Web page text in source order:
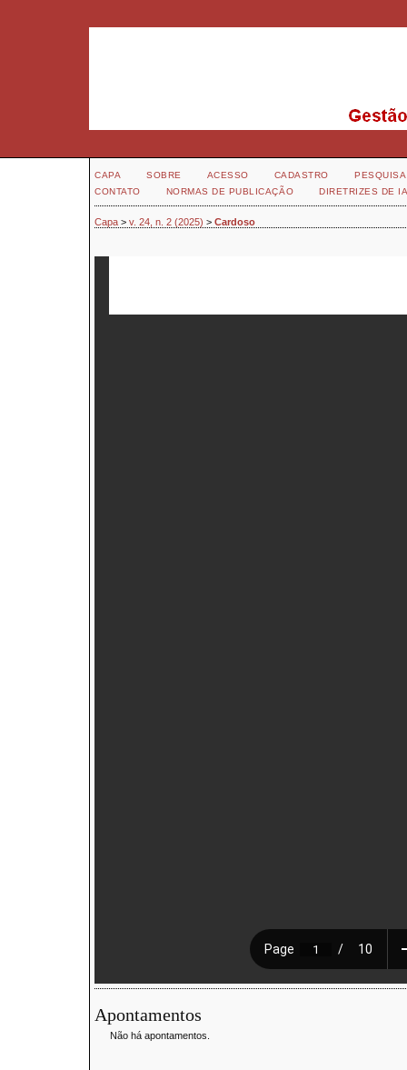
CAPA SOBRE ACESSO CADASTRO
PESQUISA
CONTATO
NORMAS DE PUBLICAÇÃO DIRETRIZES DE
Capa > v. 24, n. 2 (2025) > Cardoso
Apontamentos
Não há apontamentos.